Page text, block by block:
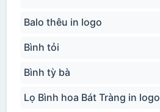
Balo thêu in logo
Bình tỏi
Bình tỳ bà
Lọ Bình hoa Bát Tràng in logo